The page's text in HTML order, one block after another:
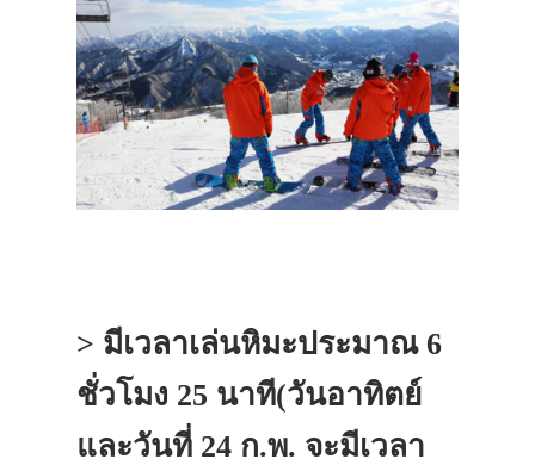
> มีเวลาเล่นหิมะประมาณ 6
ชั่วโมง 25 นาที(วันอาทิตย์
และวันที่ 24 ก.พ. จะมีเวลา